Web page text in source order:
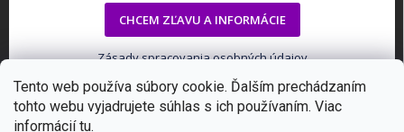
Tento web používa súbory cookie. Ďalším prechádzaním
tohto webu vyjadrujete súhlas s ich používaním. Viac
informáciítu.
CHCEM ZĽAVU A INFORMÁCIE
Zásady spracovania osobných údajov